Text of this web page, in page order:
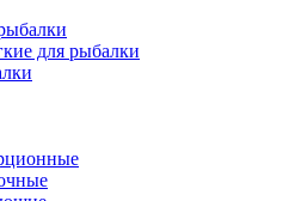
для рыбалки